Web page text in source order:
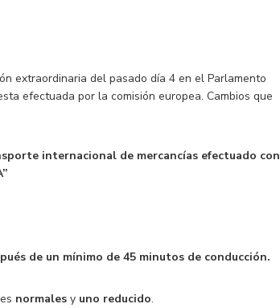
extraordinaria del pasado día 4 en el Parlamento
efectuada por la comisión europea. Cambios que
internacional de mercancías efectuado con
de un mínimo de 45 minutos de conducción.
normales y uno reducido.